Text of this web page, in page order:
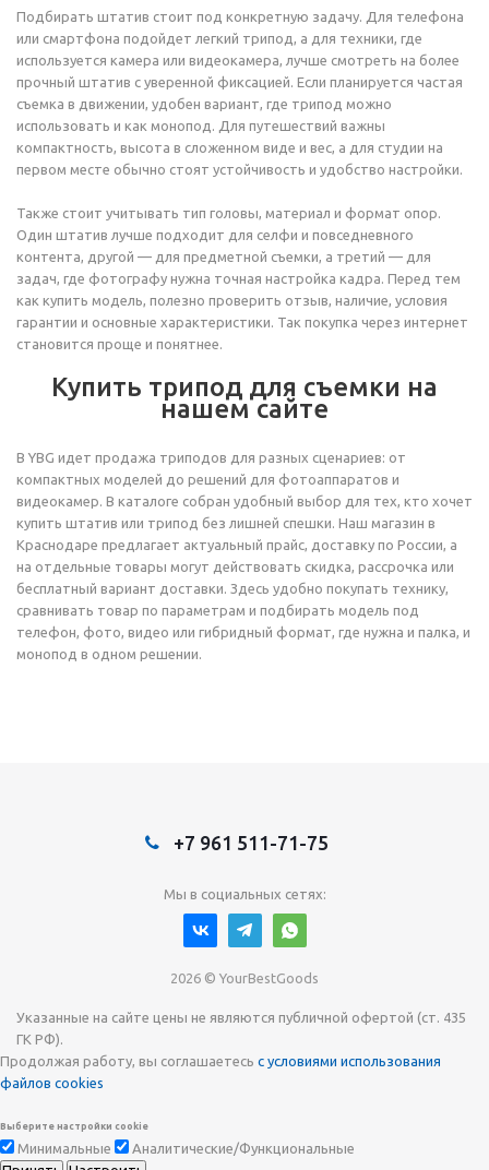
Подбирать штатив стоит под конкретную задачу. Для телефона
или смартфона подойдет легкий трипод, а для техники, где
используется камера или видеокамера, лучше смотреть на более
прочный штатив с уверенной фиксацией. Если планируется частая
съемка в движении, удобен вариант, где трипод можно
использовать и как монопод. Для путешествий важны
компактность, высота в сложенном виде и вес, а для студии на
первом месте обычно стоят устойчивость и удобство настройки.
Также стоит учитывать тип головы, материал и формат опор.
Один штатив лучше подходит для селфи и повседневного
контента, другой — для предметной съемки, а третий — для
задач, где фотографу нужна точная настройка кадра. Перед тем
как купить модель, полезно проверить отзыв, наличие, условия
гарантии и основные характеристики. Так покупка через интернет
становится проще и понятнее.
Купить трипод для съемки на
нашем сайте
В YBG идет продажа триподов для разных сценариев: от
компактных моделей до решений для фотоаппаратов и
видеокамер. В каталоге собран удобный выбор для тех, кто хочет
купить штатив или трипод без лишней спешки. Наш магазин в
Краснодаре предлагает актуальный прайс, доставку по России, а
на отдельные товары могут действовать скидка, рассрочка или
бесплатный вариант доставки. Здесь удобно покупать технику,
сравнивать товар по параметрам и подбирать модель под
телефон, фото, видео или гибридный формат, где нужна и палка, и
монопод в одном решении.
+7 961 511-71-75
Мы в социальных сетях:
2026 © YourBestGoods
Указанные на сайте цены не являются публичной офертой (ст. 435
ГК РФ).
Продолжая работу, вы соглашаетесь с условиями использования
файлов cookies
Выберите настройки cookie
Минимальные Аналитические/Функциональные